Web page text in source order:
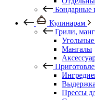
Бондарные
Кулинарам
Грили,
Мангалы
Прессы